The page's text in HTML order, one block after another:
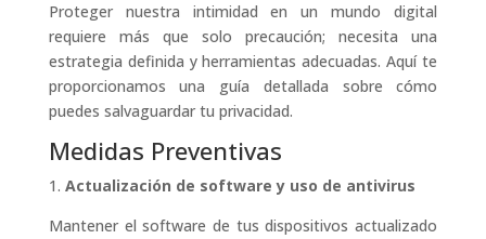
Proteger nuestra intimidad en un mundo digital
requiere más que solo precaución; necesita una
estrategia definida y herramientas adecuadas. Aquí te
proporcionamos una guía detallada sobre cómo
puedes salvaguardar tu privacidad.
Medidas Preventivas
1. Actualización de software y uso de antivirus
Mantener el software de tus dispositivos actualizado